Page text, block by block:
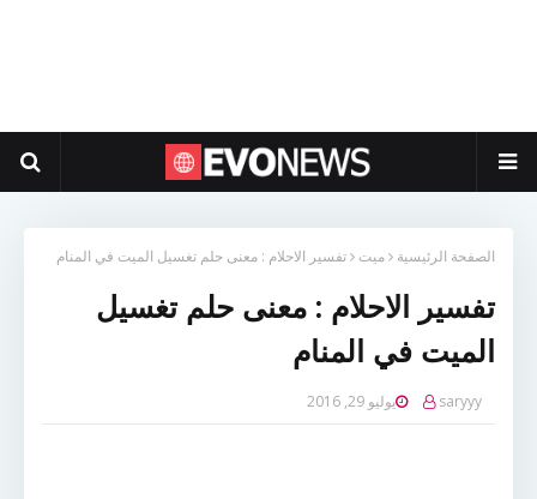
الصفحة الرئيسية ميت تفسير الاحلام : معنى حلم تغسيل الميت في المنام
تفسير الاحلام : معنى حلم تغسيل
الميت في المنام
saryyy يوليو 29, 2016